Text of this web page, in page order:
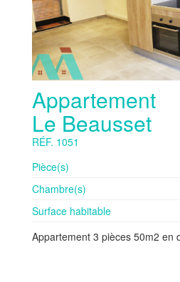
Appartement
Le Beausset
RÉF. 1051
Pièce(s)
Chambre(s)
Surface habitable
Appartement 3 pièces 50m2 en